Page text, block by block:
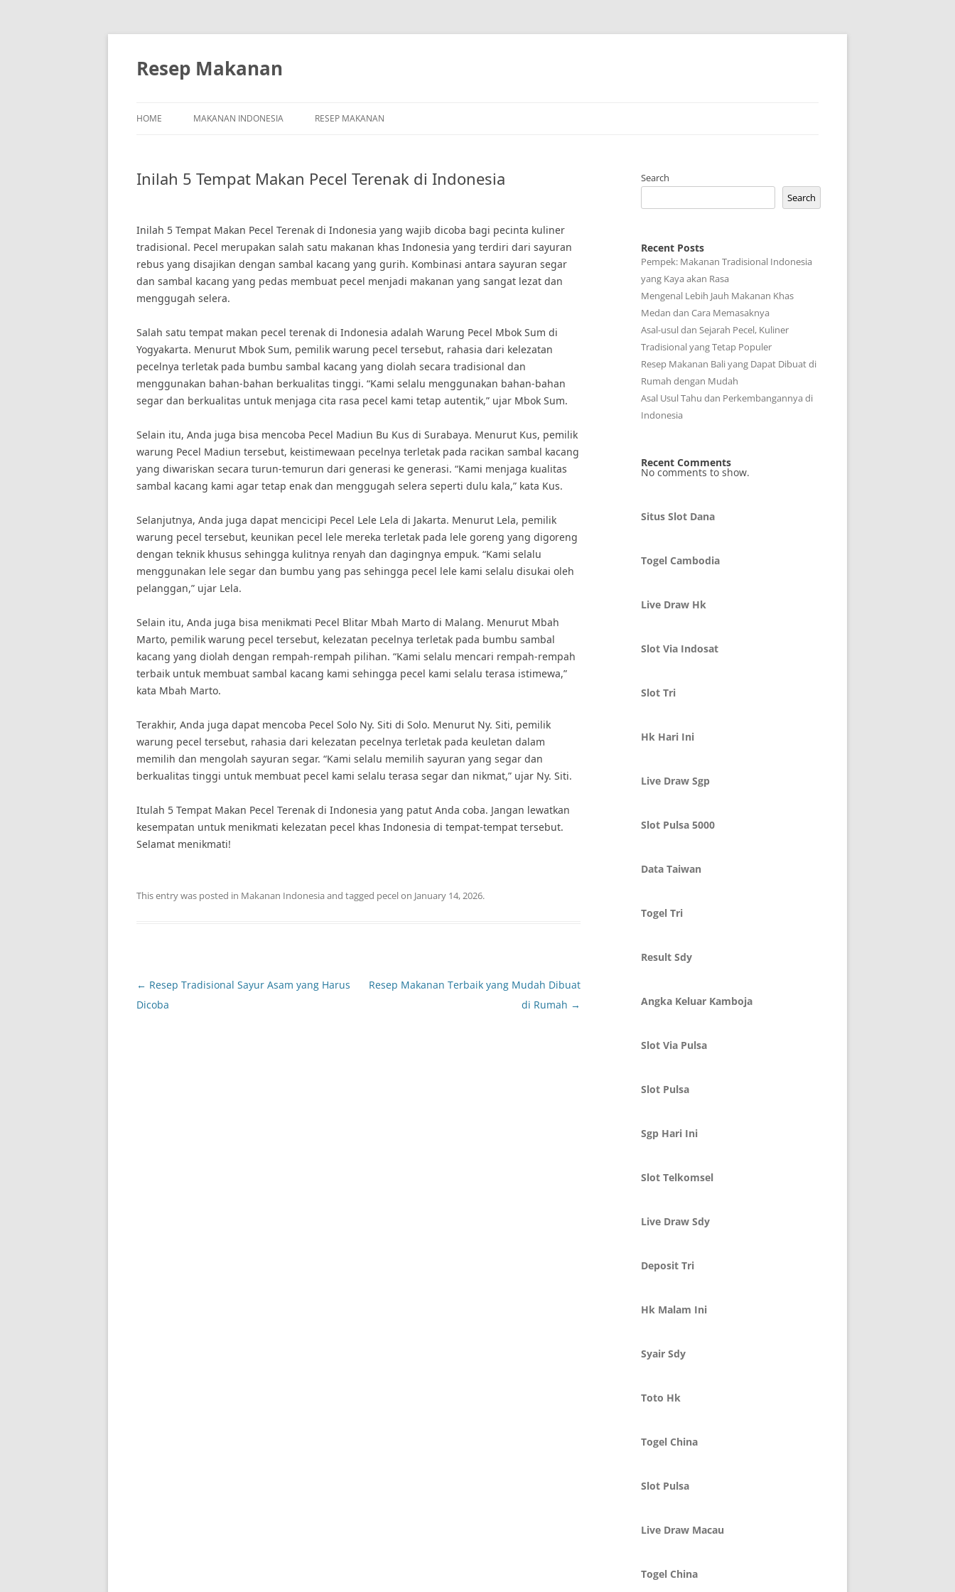
Skip
Resep Makanan
HOME MAKANAN INDONESIA RESEP MAKANAN
Inilah 5 Tempat Makan Pecel Terenak di Indonesia
Inilah 5 Tempat Makan Pecel Terenak di Indonesia yang wajib dicoba bagi pecinta kuliner
tradisional. Pecel merupakan salah satu makanan khas Indonesia yang terdiri dari sayuran
rebus yang disajikan dengan sambal kacang yang gurih. Kombinasi antara sayuran segar
dan sambal kacang yang pedas membuat pecel menjadi makanan yang sangat lezat dan
menggugah selera.
Salah satu tempat makan pecel terenak di Indonesia adalah Warung Pecel Mbok Sum di
Yogyakarta. Menurut Mbok Sum, pemilik warung pecel tersebut, rahasia dari kelezatan
pecelnya terletak pada bumbu sambal kacang yang diolah secara tradisional dan
menggunakan bahan-bahan berkualitas tinggi. “Kami selalu menggunakan bahan-bahan
segar dan berkualitas untuk menjaga cita rasa pecel kami tetap autentik,” ujar Mbok Sum.
Selain itu, Anda juga bisa mencoba Pecel Madiun Bu Kus di Surabaya. Menurut Kus, pemilik
warung Pecel Madiun tersebut, keistimewaan pecelnya terletak pada racikan sambal kacang
yang diwariskan secara turun-temurun dari generasi ke generasi. “Kami menjaga kualitas
sambal kacang kami agar tetap enak dan menggugah selera seperti dulu kala,” kata Kus.
Selanjutnya, Anda juga dapat mencicipi Pecel Lele Lela di Jakarta. Menurut Lela, pemilik
warung pecel tersebut, keunikan pecel lele mereka terletak pada lele goreng yang digoreng
dengan teknik khusus sehingga kulitnya renyah dan dagingnya empuk. “Kami selalu
menggunakan lele segar dan bumbu yang pas sehingga pecel lele kami selalu disukai oleh
pelanggan,” ujar Lela.
Selain itu, Anda juga bisa menikmati Pecel Blitar Mbah Marto di Malang. Menurut Mbah
Marto, pemilik warung pecel tersebut, kelezatan pecelnya terletak pada bumbu sambal
kacang yang diolah dengan rempah-rempah pilihan. “Kami selalu mencari rempah-rempah
terbaik untuk membuat sambal kacang kami sehingga pecel kami selalu terasa istimewa,”
kata Mbah Marto.
Terakhir, Anda juga dapat mencoba Pecel Solo Ny. Siti di Solo. Menurut Ny. Siti, pemilik
warung pecel tersebut, rahasia dari kelezatan pecelnya terletak pada keuletan dalam
memilih dan mengolah sayuran segar. “Kami selalu memilih sayuran yang segar dan
berkualitas tinggi untuk membuat pecel kami selalu terasa segar dan nikmat,” ujar Ny. Siti.
Itulah 5 Tempat Makan Pecel Terenak di Indonesia yang patut Anda coba. Jangan lewatkan
kesempatan untuk menikmati kelezatan pecel khas Indonesia di tempat-tempat tersebut.
Selamat menikmati!
This entry was posted in Makanan Indonesia and tagged pecelon January 14, 2026.
Post
navigation
← Resep Tradisional Sayur Asam yang Harus
Dicoba
Resep Makanan Terbaik yang Mudah Dibuat
di Rumah →
Search
Search
Recent Posts
Pempek: Makanan Tradisional Indonesia
yang Kaya akan Rasa
Mengenal Lebih Jauh Makanan Khas
Medan dan Cara Memasaknya
Asal-usul dan Sejarah Pecel, Kuliner
Tradisional yang Tetap Populer
Resep Makanan Bali yang Dapat Dibuat di
Rumah dengan Mudah
Asal Usul Tahu dan Perkembangannya di
Indonesia
Recent Comments
No comments to show.
Situs Slot Dana
Togel Cambodia
Live Draw Hk
Slot Via Indosat
Slot Tri
Hk Hari Ini
Live Draw Sgp
Slot Pulsa 5000
Data Taiwan
Togel Tri
Result Sdy
Angka Keluar Kamboja
Slot Via Pulsa
Slot Pulsa
Sgp Hari Ini
Slot Telkomsel
Live Draw Sdy
Deposit Tri
Hk Malam Ini
Syair Sdy
Toto Hk
Togel China
Slot Pulsa
Live Draw Macau
Togel China